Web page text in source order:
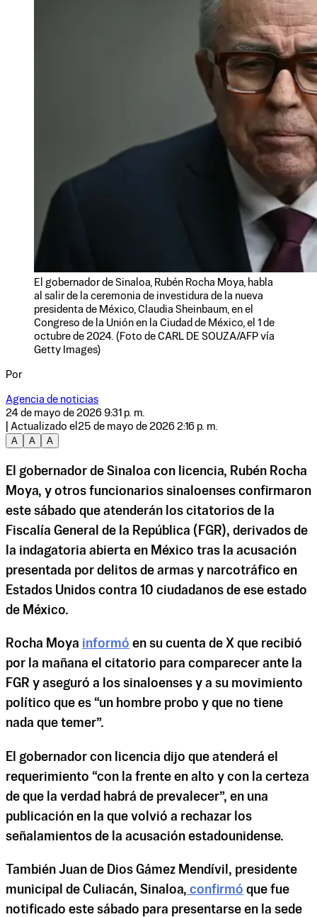
El gobernador de Sinaloa, Rubén Rocha Moya, habla
al salir de la ceremonia de investidura de la nueva
presidenta de México, Claudia Sheinbaum, en el
Congreso de la Unión en la Ciudad de México, el 1 de
octubre de 2024. (Foto de CARL DE SOUZA/AFP vía
Getty Images)
Por
Agencia de noticias
24 de mayo de 2026 9:31 p. m.
| Actualizado el 25 de mayo de 2026 2:16 p. m.
A
A A
El gobernador de Sinaloa con licencia, Rubén Rocha
Moya, y otros funcionarios sinaloenses confirmaron
este sábado que atenderán los citatorios de la
Fiscalía General de la República (FGR), derivados de
la indagatoria abierta en México tras la acusación
presentada por delitos de armas y narcotráfico en
Estados Unidos contra 10 ciudadanos de ese estado
de México.
Rocha Moya informó en su cuenta de X que recibió
por la mañana el citatorio para comparecer ante la
FGR y aseguró a los sinaloenses y a su movimiento
político que es “un hombre probo y que no tiene
nada que temer”.
El gobernador con licencia dijo que atenderá el
requerimiento “con la frente en alto y con la certeza
de que la verdad habrá de prevalecer”, en una
publicación en la que volvió a rechazar los
señalamientos de la acusación estadounidense.
También Juan de Dios Gámez Mendívil, presidente
municipal de Culiacán, Sinaloa, confirmó que fue
notificado este sábado para presentarse en la sede